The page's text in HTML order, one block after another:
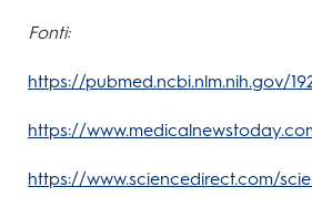
Fonti:
https://pubmed.ncbi.nlm.nih.gov/
https://
https://www.sciencedirect.com/